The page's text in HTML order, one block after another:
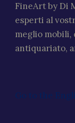
FineArt by Di
esperti al
meglio
antiquariato,
Go to the